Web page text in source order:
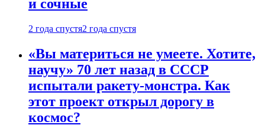
и сочные
2 года спустя2 года спустя
«Вы материться не умеете. Хотите,
научу» 70 лет назад в СССР
испытали ракету-монстра. Как
этот проект открыл дорогу в
космос?